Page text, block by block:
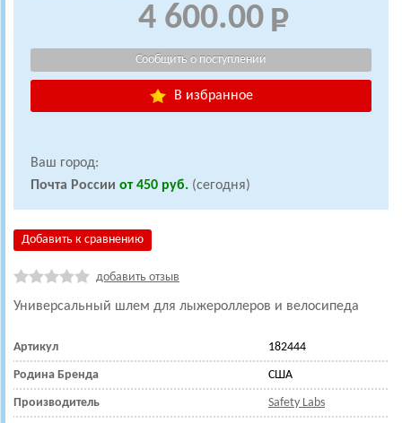
4 600.00
В избранное
Ваш город:
Почта России от 450 руб. (сегодня)
Добавить к сравнению
добавить отзыв
Универсальный шлем для лыжероллеров и велосипеда
Артикул 182444
Родина Бренда США
Производитель Safety Labs